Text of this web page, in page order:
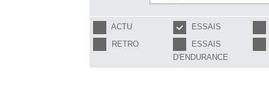
ACTU
RETRO
ESSAIS
ESSAIS
D'ENDURANCE